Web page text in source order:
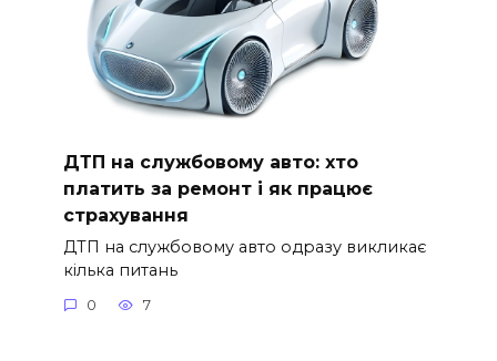
ДТП на службовому авто: хто
платить за ремонт і як працює
страхування
ДТП на службовому авто одразу викликає
кілька питань
0 7